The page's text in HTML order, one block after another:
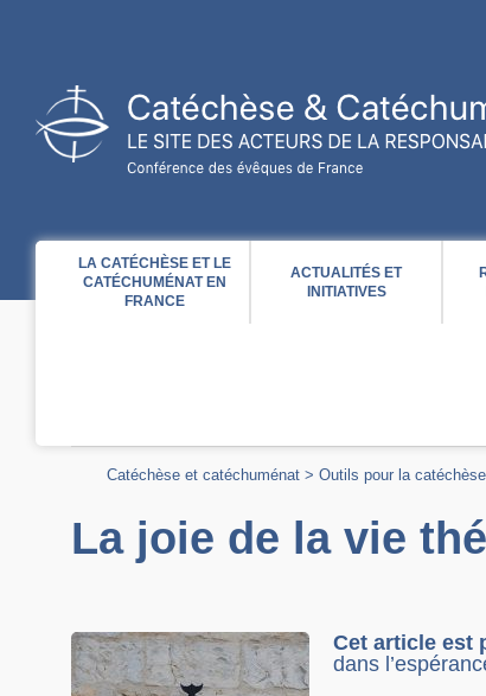
LA CATÉCHÈSE ET LE
CATÉCHUMÉNAT EN
FRANCE
ACTUALITÉS ET
INITIATIVES
Catéchèse et catéchuménat > Outils pour la
La joie de la vie
Cet article est
dans